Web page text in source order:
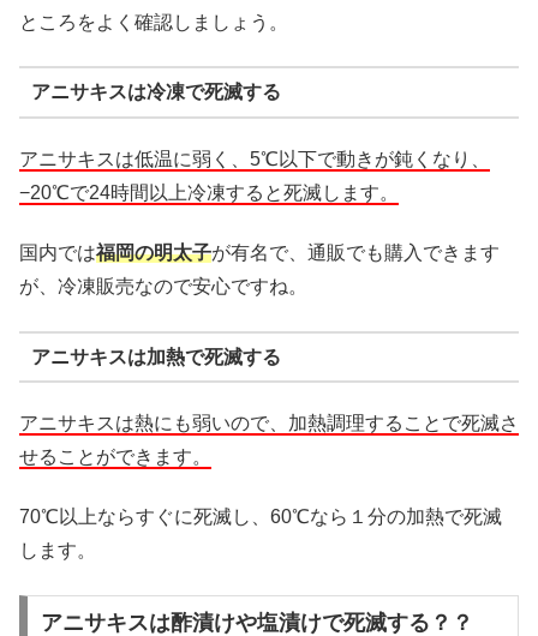
ところをよく確認しましょう。
アニサキスは冷凍で死滅する
アニサキスは低温に弱く、5℃以下で動きが鈍くなり、
−20℃で24時間以上冷凍すると死滅します。
国内では福岡の明太子が有名で、通販でも購入できます
が、冷凍販売なので安心ですね。
アニサキスは加熱で死滅する
アニサキスは熱にも弱いので、加熱調理することで死滅さ
せることができます。
70℃以上ならすぐに死滅し、60℃なら１分の加熱で死滅
します。
アニサキスは酢漬けや塩漬けで死滅する？？